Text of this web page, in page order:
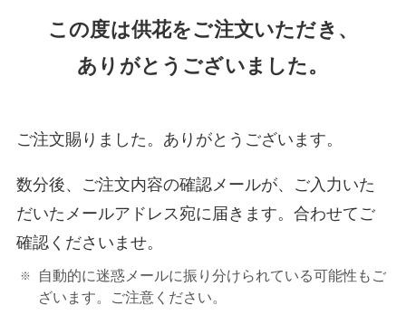
この度は供花をご注文いただき、
ありがとうございました。
ご注文賜りました。ありがとうございます。
数分後、ご注文内容の確認メールが、ご入力いた
だいたメールアドレス宛に届きます。合わせてご
確認くださいませ。
自動的に迷惑メールに振り分けられている可能性もご
ざいます。ご注意ください。